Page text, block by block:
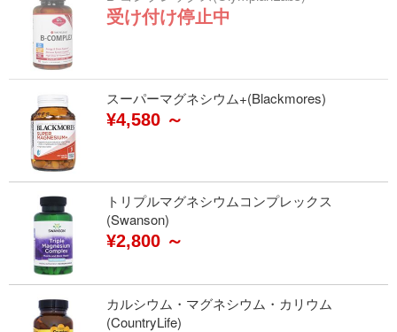
受け付け停止中
スーパーマグネシウム+(Blackmores)
¥4,580 ～
トリプルマグネシウムコンプレックス
(Swanson)
¥2,800 ～
カルシウム・マグネシウム・カリウム
(CountryLife)